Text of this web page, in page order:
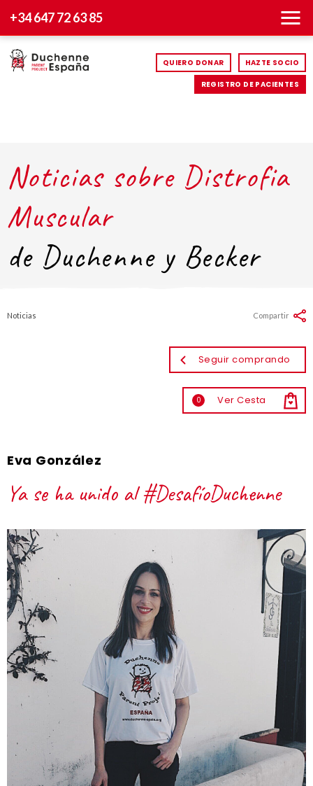
+34 647 72 63 85
QUIERO DONAR HAZTE SOCIO
REGISTRO DE PACIENTES
Noticias sobre Distrofia
Muscular
de Duchenne y Becker
Noticias
Seguir comprando
0 Ver Cesta
Compartir
Eva González
Ya se ha unido al #DesafíoDuchenne